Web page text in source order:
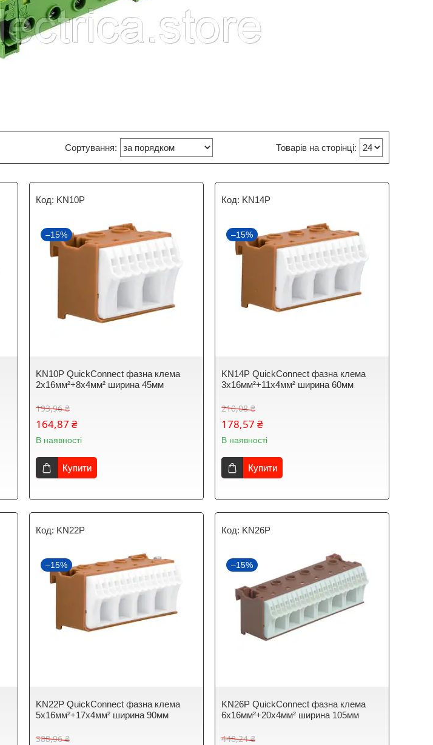
KN10P
–15%
KN10P QuickConnect фазна клема
2x16мм²+8x4мм² ширина 45мм
193,96 ₴
164,87 ₴
В наявності
Купити
KN14P
–15%
KN14P QuickConnect фазна клема
3x16мм²+11x4мм² ширина 60мм
210,08 ₴
178,57 ₴
В наявності
Купити
KN22P
–15%
KN22P QuickConnect фазна клема
5x16мм²+17x4мм² ширина 90мм
388,96 ₴
KN26P
–15%
KN26P QuickConnect фазна клема
6x16мм²+20x4мм² ширина 105мм
448,24 ₴